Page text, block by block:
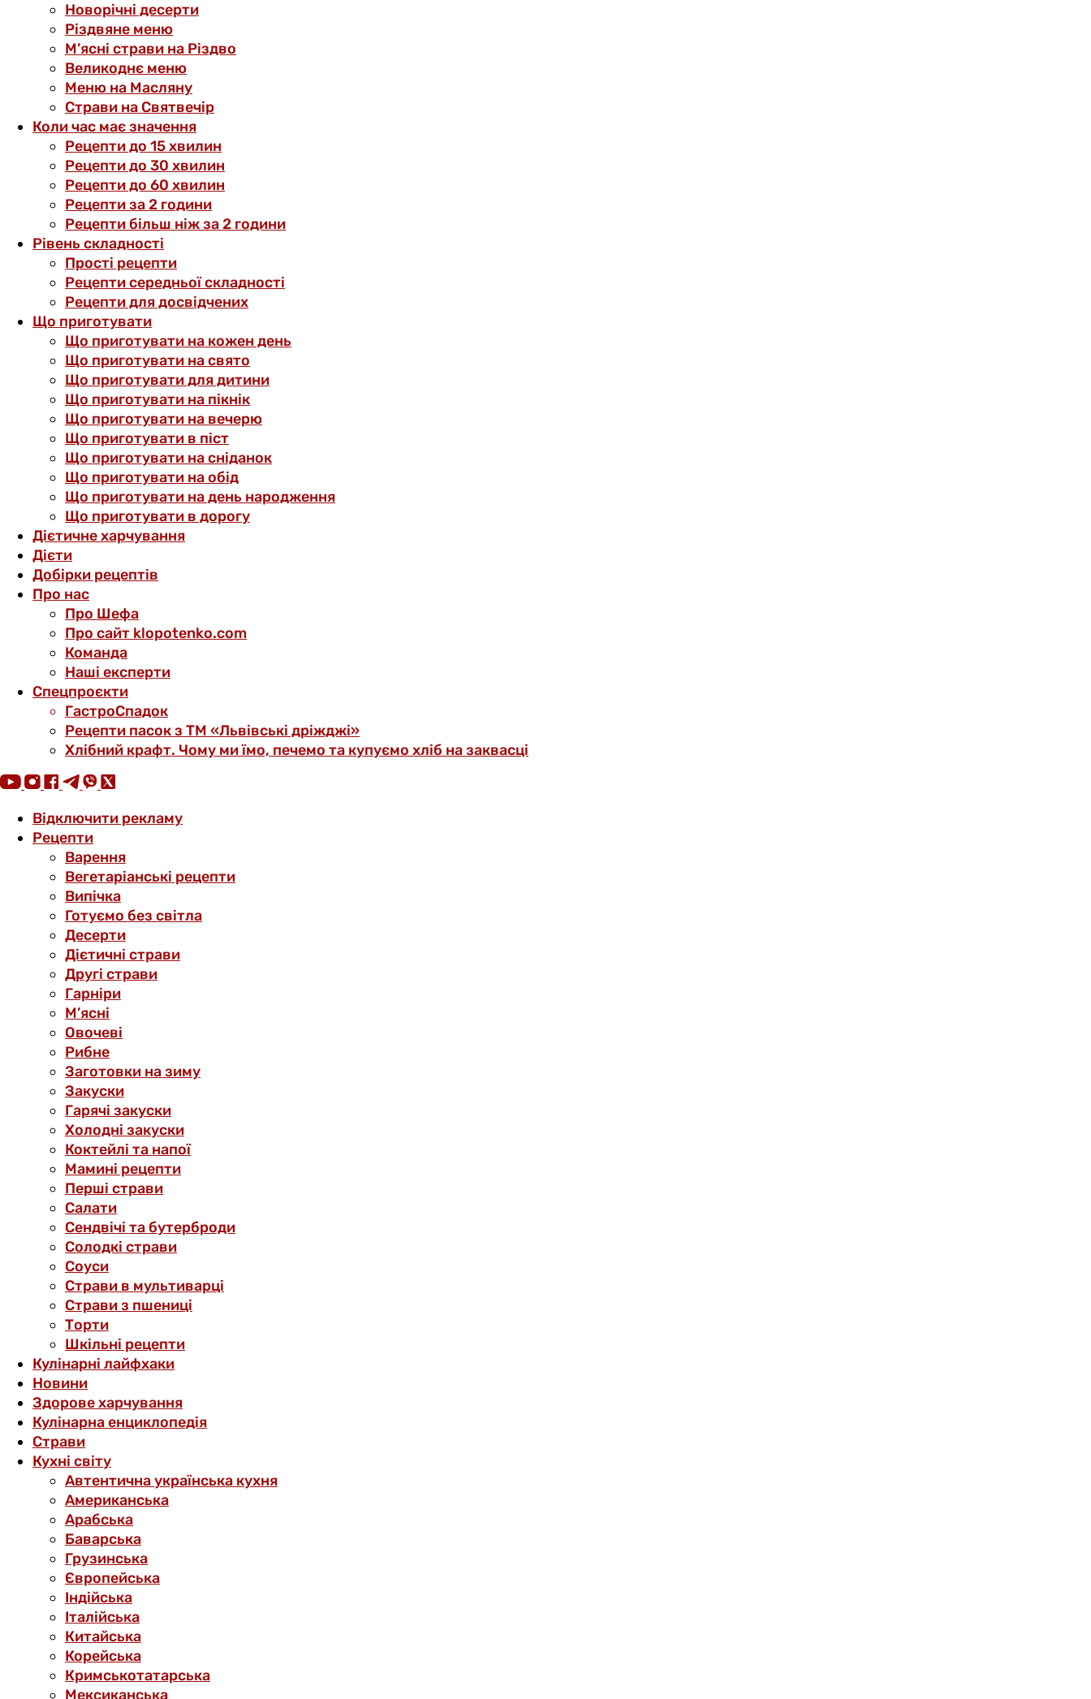
Новорічні десерти
Різдвяне меню
М’ясні страви на Різдво
Великоднє меню
Меню на Масляну
Страви на Святвечір
Коли час має значення
Рецепти до 15 хвилин
Рецепти до 30 хвилин
Рецепти до 60 хвилин
Рецепти за 2 години
Рецепти більш ніж за 2 години
Рівень складності
Прості рецепти
Рецепти середньої складності
Рецепти для досвідчених
Що приготувати
Що приготувати на кожен день
Що приготувати на свято
Що приготувати для дитини
Що приготувати на пікнік
Що приготувати на вечерю
Що приготувати в піст
Що приготувати на сніданок
Що приготувати на обід
Що приготувати на день народження
Що приготувати в дорогу
Дієтичне харчування
Дієти
Добірки рецептів
Про нас
Про Шефа
Про сайт klopotenko.com
Команда
Наші експерти
Спецпроєкти
ГастроСпадок
Рецепти пасок з ТМ «Львівські дріжджі»
Хлібний крафт. Чому ми їмо, печемо та купуємо хліб на заквасці
Відключити рекламу
Рецепти
Варення
Вегетаріанські рецепти
Випічка
Готуємо без світла
Десерти
Дієтичні страви
Другі страви
Гарніри
М’ясні
Овочеві
Рибне
Заготовки на зиму
Закуски
Гарячі закуски
Холодні закуски
Коктейлі та напої
Мамині рецепти
Перші страви
Салати
Сендвічі та бутерброди
Солодкі страви
Соуси
Страви в мультиварці
Страви з пшениці
Торти
Шкільні рецепти
Кулінарні лайфхаки
Новини
Здорове харчування
Кулінарна енциклопедія
Страви
Кухні світу
Автентична українська кухня
Американська
Арабська
Баварська
Грузинська
Європейська
Індійська
Італійська
Китайська
Корейська
Кримськотатарська
Мексиканська